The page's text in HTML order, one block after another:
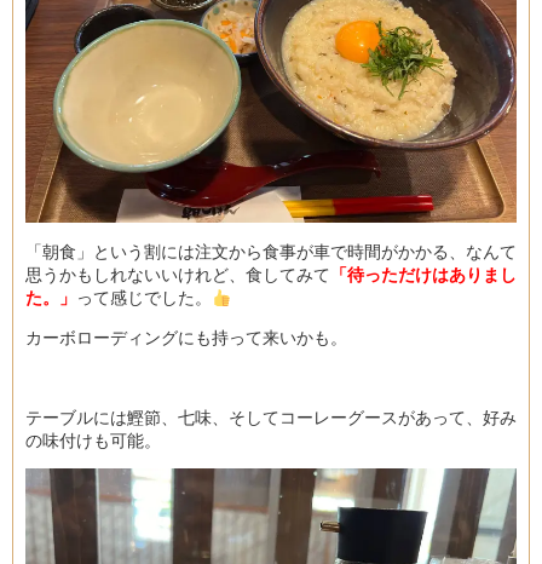
「朝食」という割には注文から食事が車で時間がかかる、なんて
思うかもしれないいけれど、食してみて 「待っただけはありまし
た。」 って感じでした。
カーボローディングにも持って来いかも。
テーブルには鰹節、七味、そしてコーレーグースがあって、好み
の味付けも可能。